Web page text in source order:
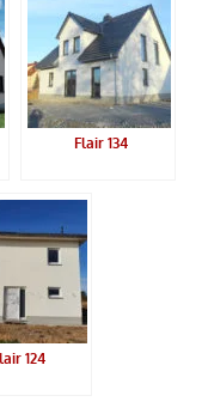
Flair 134
124